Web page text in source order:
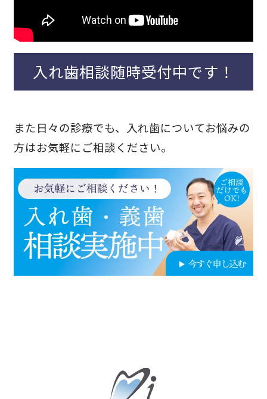
入れ歯相談随時受付中です！
また日々の診療でも、入れ歯についてお悩みの
方はお気軽にご相談ください。